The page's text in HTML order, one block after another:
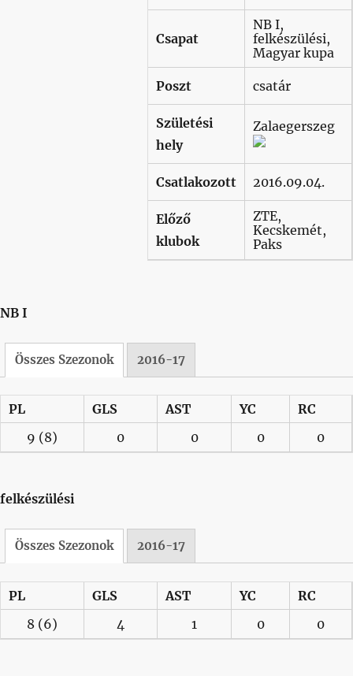
Csapat
NB I,
felkészülési,
Magyar kupa
Poszt csatár
Születési
hely
Zalaegerszeg
Csatlakozott 2016.09.04.
Előző
klubok
ZTE,
Kecskemét,
Paks
NB I
Összes Szezonok 2016-17
PL GLS AST YC
RC
9 (8) 0 0 0 0
felkészülési
Összes Szezonok 2016-17
PL GLS AST YC
RC
8 (6) 4 1 0 0